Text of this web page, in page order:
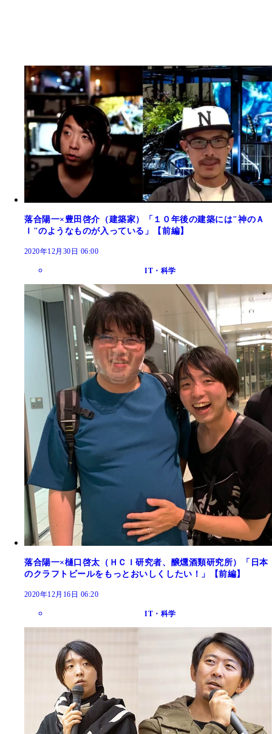
落合陽一×豊田啓介（建築家）「１０年後の建築には"神のＡ
Ｉ"のようなものが入っている」【前編】
2020年12月30日 06:00
IT・科学
落合陽一×樋口啓太（ＨＣＩ研究者、醸燻酒類研究所）「日本
のクラフトビールをもっとおいしくしたい！」【前編】
2020年12月16日 06:20
IT・科学